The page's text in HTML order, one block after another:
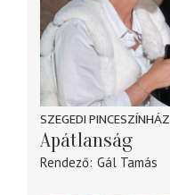
SZEGEDI PINCESZÍNHÁZ
Apátlanság
Rendező Gál Tamás